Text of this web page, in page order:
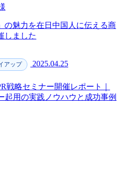
の魅力を在日中国人に伝える商
しました
アップ 2025.04.25
戦略セミナー開催レポート｜
起用の実践ノウハウと成功事例